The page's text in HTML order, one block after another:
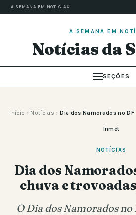
A SEMANA EM NOTÍCIAS
A SEMANA EM
Notícias da
SEÇÕES
Início › Notícias › Dia dos Namorados no
Inmet
NOTÍCIAS
Dia dos
chuva e
O Dia dos Namorados